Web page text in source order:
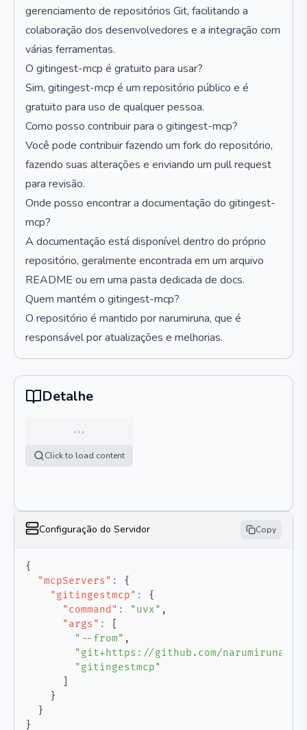
gerenciamento de repositórios Git, facilitando a
colaboração dos desenvolvedores e a integração com
várias ferramentas.
O gitingest-mcp é gratuito para usar?
Sim, gitingest-mcp é um repositório público e é
gratuito para uso de qualquer pessoa.
Como posso contribuir para o gitingest-mcp?
Você pode contribuir fazendo um fork do repositório,
fazendo suas alterações e enviando um pull request
para revisão.
Onde posso encontrar a documentação do gitingest-
mcp?
A documentação está disponível dentro do próprio
repositório, geralmente encontrada em um arquivo
README ou em uma pasta dedicada de docs.
Quem mantém o gitingest-mcp?
O repositório é mantido por narumiruna, que é
responsável por atualizações e melhorias.
Detalhe
…
Click to load content
Configuração do Servidor Copy
{
"mcpServers" :
{
"gitingestmcp" :
{
"command" : "uvx" ,
"args" :
"--from" ,
"git+https://github.com/narumiruna/
"gitingestmcp"
}
}
}